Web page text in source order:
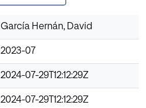
García Hernán, David
2023-07
2024-07-29T12:12:29Z
2024-07-29T12:12:29Z